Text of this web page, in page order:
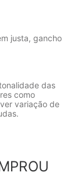
justa, gancho
das
como
variação de